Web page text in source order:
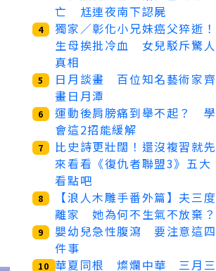
亡 尪連夜南下認屍
4
獨家／彰化小兄妹癌父猝逝！
生母挨批冷血 女兒駁斥驚人
真相
5
日月談畫 百位知名藝術家齊
畫日月潭
6
運動後肩膀痛到舉不起？ 學
會這2招能緩解
7
比史詩更壯闊！還沒複習就先
來看看《復仇者聯盟3》五大
看點吧
8
【浪人木雕手番外篇】夫三度
離家 她為何不生氣不放棄？
9
嬰幼兒急性腹瀉 要注意這四
件事
10 華夏同根 燦爛中華 三月三